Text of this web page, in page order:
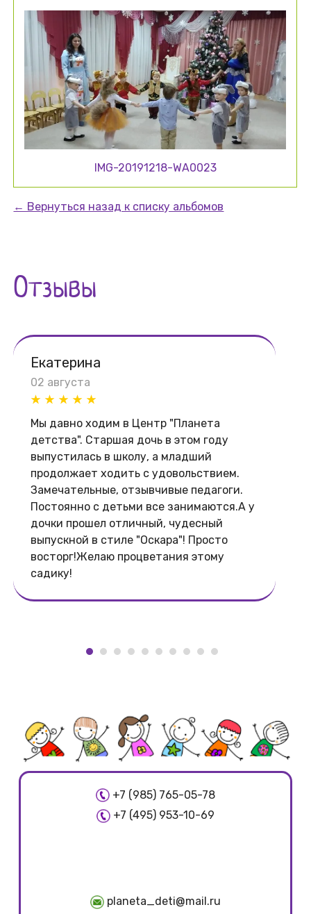
IMG-20191218-WA0023
← Вернуться назад к списку альбомов
Отзывы
Екатерина
02 августа
Мы давно ходим в Центр "Планета
детства". Старшая дочь в этом году
выпустилась в школу, а младший
продолжает ходить с удовольствием.
Замечательные, отзывчивые педагоги.
Постоянно с детьми все занимаются.А у
дочки прошел отличный, чудесный
выпускной в стиле "Оскара"! Просто
восторг!Желаю процветания этому
садику!
+7 (985) 765-05-78
+7 (495) 953-10-69
planeta_deti@mail.ru